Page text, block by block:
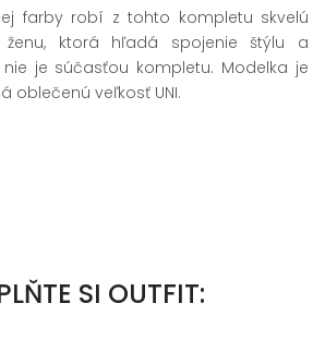
farby robí z tohto kompletu skvelú
ktorá hľadá spojenie štýlu a
je súčasťou kompletu. Modelka je
oblečenú veľkosť UNI.
SI OUTFIT: